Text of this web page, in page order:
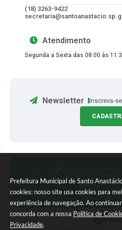
Prefeitura Municipal de Santo
cookies: nosso site usa cookies para
experiência de navegação. Ao
concorda com a nossa Política de
Privacidade.
(18) 3263-9422
Atendimento
Segunda a Sexta das 08:00 às
Newsletter Inscreva-